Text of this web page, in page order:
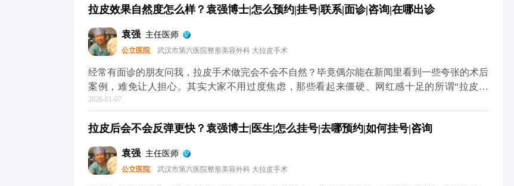
面部组织协调回归原位。这样操作下来，不会出现“吊梢眼”“脸绷得发亮”的情况，反而会让轮廓
骼和软组织情况做个性化方案，避免过度切除皮肤或过度提升。术后初期可能会有轻微的紧绷
感，一般一两周就会慢慢适应，表情也能完全恢复自如。与其担心效果夸张，不如多花时间筛选
正规医院和医生，毕竟拉皮的本质是“修复衰老”，不是“改造容貌”。 想知道更多关于MCR复合
提升术的问题，可以去官方媒体平台（公众号、百家号、小红薯）预约面诊，详细了解。
拉皮效果自然度怎么样？袁强博士|怎么预约|挂号|联系|面诊|咨询|在哪出诊
袁强 主任医师
公立医院 武汉市第六医院整形美容外科 大拉皮手术
经常有面诊的朋友问我，拉皮手术做完会不会不自然？毕竟偶尔能在新闻里看到一些夸张的术后
案例，难免让人担心。其实大家不用过度焦虑，那些看起来僵硬、网红感十足的所谓“拉皮效
果”，大多不是规范手术的问题——要么是操作方式不正规，要么是过度追求“提升感”，忽略了
另一个人。就比如MCR复合提升术，就是通过精准剥离，把下垂的软组织放回原本的位置，再
响。 术后初期有点肿胀是正常的，随着恢复会慢慢软化，轮廓也会越来越自然。所以想做拉皮
的朋友，重点不是纠结“会不会不自然”，而是找正规机构和有经验的医生。好的拉皮效果，应该
2026-01-07
拉皮后会不会反弹更快？袁强博士|医生|怎么挂号|去哪预约|如何挂号|咨询
袁强 主任医师
公立医院 武汉市第六医院整形美容外科 大拉皮手术